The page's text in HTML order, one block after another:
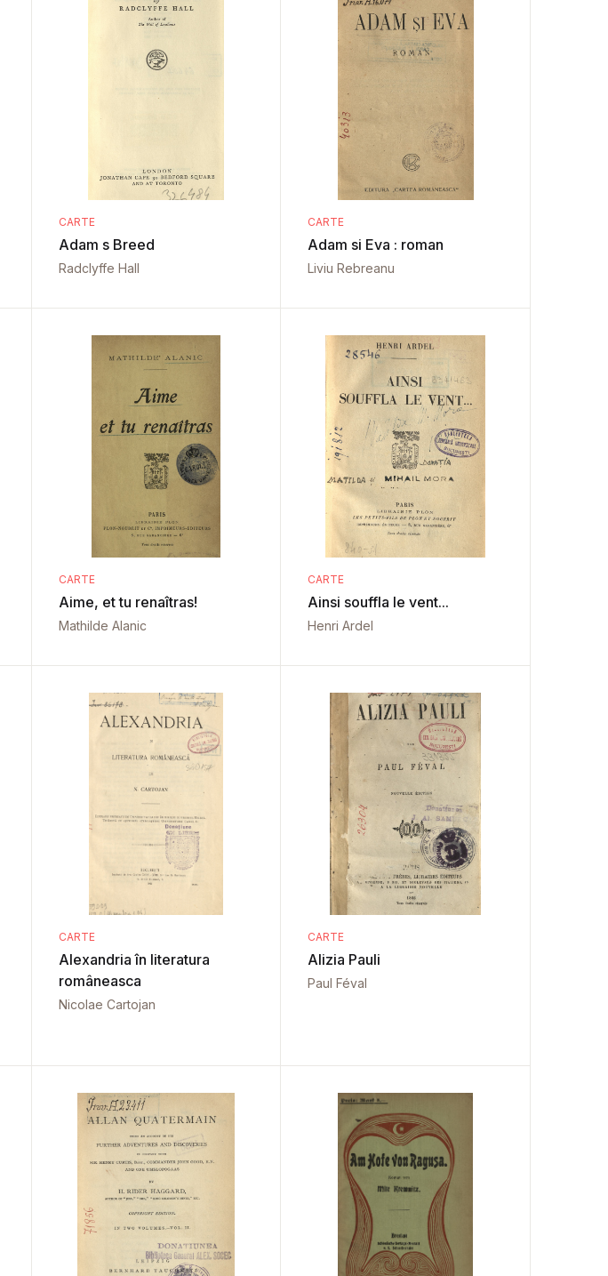
CARTE
Adam s Breed
Radclyffe Hall
CARTE
Adam si Eva : roman
Liviu Rebreanu
CARTE
Aime, et tu renaîtras!
Mathilde Alanic
CARTE
Ainsi souffla le vent...
Henri Ardel
CARTE
Alexandria în literatura
româneasca
Nicolae Cartojan
CARTE
Alizia Pauli
Paul Féval